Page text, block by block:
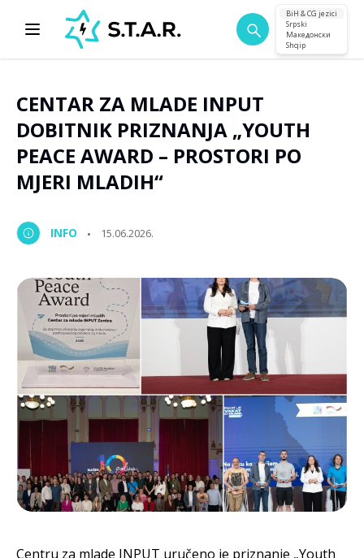
BiH & CG jezici
Srpski
Македонски
Shqip
CENTAR ZA MLADE INPUT
DOBITNIK PRIZNANJA „YOUTH
PEACE AWARD – PROSTORI PO
MJERI MLADIH“
INFO 15.06.2026.
Centru za mlade INPUT uručeno je priznanje „Youth